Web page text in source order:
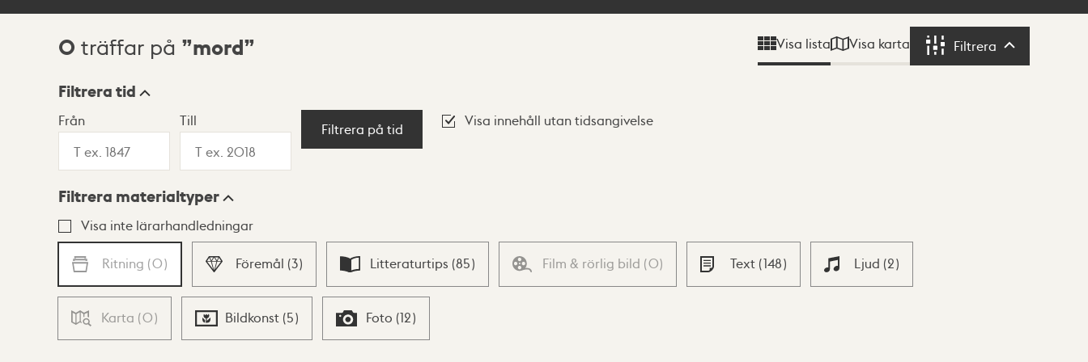
Sökresultat
0 träffar på mord Visa lista Visa karta Filtrera Filtrera
Visningsläge
Lista Karta
Filtrera tid
Från Till
Filtrera på tid
Visa innehåll utan tidsangivelse
Filtrera materialtyper
Visa inte lärarhandledningar
Ritning (0) Föremål (3) Litteraturtips (85) Film & rörlig bild (0) Text (148) Ljud (2)
Karta (0) Bildkonst (5) Foto (12)